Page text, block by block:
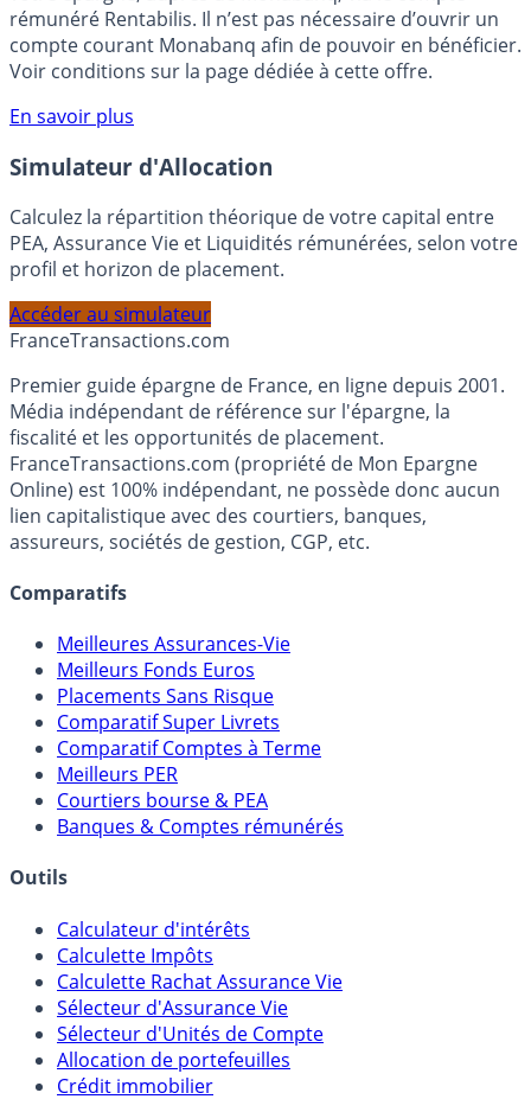
Bénéficiez de cette offre de placement sans risque pour
votre épargne, auprès de Monabanq, via le compte
rémunéré Rentabilis. Il n’est pas nécessaire d’ouvrir un
Voir conditions sur la page dédiée à cette offre.
En savoir plus
Simulateur d'Allocation
Calculez la répartition théorique de votre capital entre
PEA, Assurance Vie et Liquidités rémunérées, selon votre
profil et horizon de placement.
FranceTransactions.com
Premier guide épargne de France, en ligne depuis 2001.
Média indépendant de référence sur l'épargne, la
fiscalité et les opportunités de placement.
FranceTransactions.com (propriété de Mon Epargne
Online) est 100% indépendant, ne possède donc aucun
lien capitalistique avec des courtiers, banques,
assureurs, sociétés de gestion, CGP, etc.
Comparatifs
Meilleures Assurances-Vie
Meilleurs Fonds Euros
Placements Sans Risque
Comparatif Super Livrets
Comparatif Comptes à Terme
Meilleurs PER
Banques & Comptes rémunérés
Outils
Calculateur d'intérêts
Calculette Impôts
Calculette Rachat Assurance Vie
Sélecteur d'Assurance Vie
Sélecteur d'Unités de Compte